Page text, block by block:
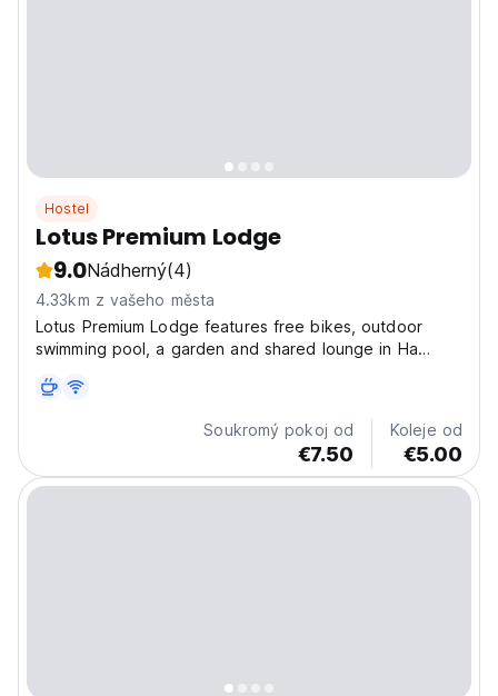
Hostel
Lotus Premium Lodge
9.0Nádherný(4)
4.33km z vašeho města
Lotus Premium Lodge features free bikes, outdoor
swimming pool, a garden and shared lounge in Ha
a bar and a spa and wellness centre. There is a
terrace and guests can make use of free WiFi and
Soukromý pokoj od
€7.50
Koleje od
€5.00